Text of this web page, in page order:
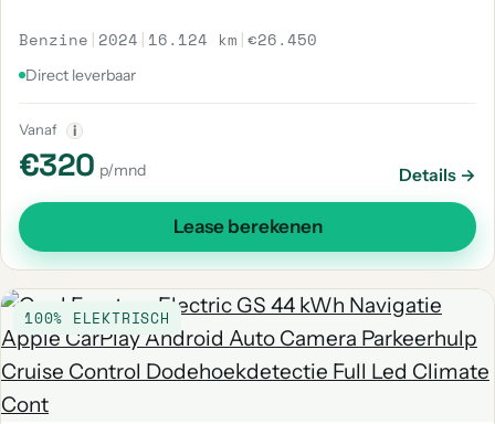
Benzine | 2024 | 16.124 km |€26.450
Direct leverbaar
Vanaf i
€320 p/mnd Details →
Lease berekenen
100% ELEKTRISCH